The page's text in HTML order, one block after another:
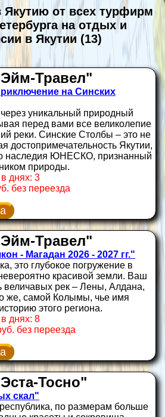
Якутию от всех турфирм
на отдых и
в Якутии (13)
Травел"
на Синских
уникальный природный
перед вами все великолепие
реки. Синские Столбы – это не
достопримечательность Якутии,
наследия ЮНЕСКО, признанный
природы.
днях: 3
без переезда
Травел"
- Магадан 2026 - 2027 гг."
это глубокое погружение в
красивой земли. Ваш
величавых рек – Лены, Алдана,
же, самой Колымы, чье имя
этого региона.
днях: 8
без переезда
Тосно"
скал"
по размерам больше